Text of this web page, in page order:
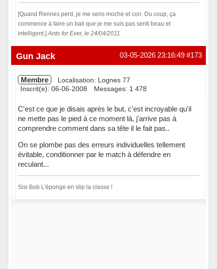
[Quand Rennes perd, je me sens moche et con. Du coup, ça
commence à faire un bail que je me suis pas senti beau et
intelligent.]Anto for Ever, le 24/04/2011
Hors ligne #173
03-05-2026 23:16:49
Gun Jack
Membre
Localisation: Lognes 77
Inscrit(e): 06-06-2008
Messages: 1 478
C'est ce que je disais après le but, c'est incroyable qu'il
ne mette pas le pied à ce moment là, j'arrive pas à
comprendre comment dans sa tête il le fait pas..
On se plombe pas des erreurs individuelles tellement
évitable, conditionner par le match à défendre en
reculant...
Sisi Bob L'éponge en slip la classe !